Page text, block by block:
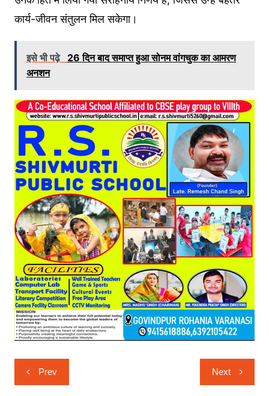
कार्य-जीवन संतुलन मिल सकेगा।
इसे भी पढ़े 26 दिन बाद समाप्त हुआ सोनम वांगचुक का आमरण
अनशन
Post
navigation
Prev Next